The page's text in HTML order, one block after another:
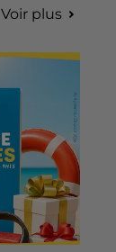
Voir plus